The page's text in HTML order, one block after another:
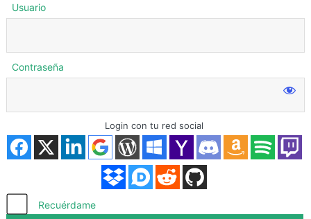
Acceder
Usuario
Contraseña
Login con tu red social
Recuérdame